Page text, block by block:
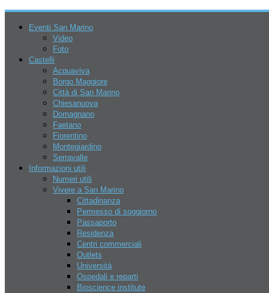
Eventi San Marino
Video
Foto
Castelli
Acquaviva
Borgo Maggiore
Città di San Marino
Chiesanuova
Domagnano
Faetano
Fiorentino
Montegiardino
Serravalle
Informazioni utili
Numeri utili
Vivere a San Marino
Cittadinanza
Permesso di soggiorno
Passaporto
Residenza
Centri commerciali
Outlets
Università
Ospedali e reparti
Bioscience institute
6 Agosto 2026
San Marino
Go Kart – Kart Legend
Sky Park Adventures